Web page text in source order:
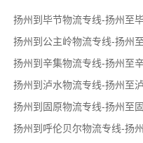
扬州到毕节物流专线-扬州至
扬州到公主岭物流专线-扬州
扬州到辛集物流专线-扬州至
扬州到泸水物流专线-扬州至
扬州到固原物流专线-扬州至
扬州到呼伦贝尔物流专线-扬